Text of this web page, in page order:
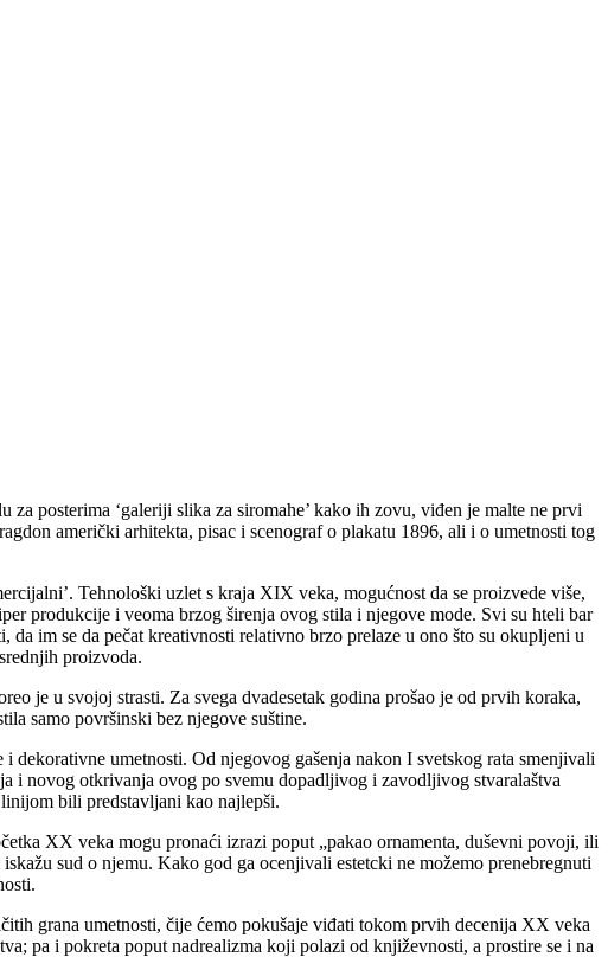
posterima ‘galeriji slika za siromahe’ kako ih zovu, viđen je malte ne prvi
američki arhitekta, pisac i scenograf o plakatu 1896, ali i o umetnosti tog
Tehnološki uzlet s kraja XIX veka, mogućnost da se proizvede više,
produkcije i veoma brzog širenja ovog stila i njegove mode. Svi su hteli bar
im se da pečat kreativnosti relativno brzo prelaze u ono što su okupljeni u
proizvoda.
je u svojoj strasti. Za svega dvadesetak godina prošao je od prvih koraka,
samo površinski bez njegove suštine.
dekorativne umetnosti. Od njegovog gašenja nakon I svetskog rata smenjivali
i novog otkrivanja ovog po svemu dopadljivog i zavodljivog stvaralaštva
bili predstavljani kao najlepši.
XX veka mogu pronaći izrazi poput „pakao ornamenta, duševni povoji, ili
sud o njemu. Kako god ga ocenjivali estetcki ne možemo prenebregnuti
grana umetnosti, čije ćemo pokušaje viđati tokom prvih decenija XX veka
pa i pokreta poput nadrealizma koji polazi od književnosti, a prostire se i na